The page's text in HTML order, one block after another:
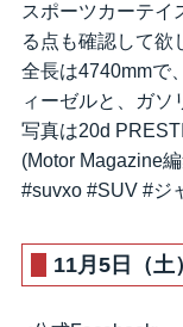
スポーツカーテイ
る点も確認して欲
全長は4740mmで
ィーゼルと、ガソ
写真は20d
(Motor Magazine
#suvxo #SUV #ジ
11月5日（土